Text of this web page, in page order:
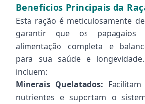
Benefícios Principais da
Esta ração é meticulosamente
garantir que os papagaios
alimentação completa e
para sua saúde e
incluem:
Minerais Quelatados:
nutrientes e suportam o